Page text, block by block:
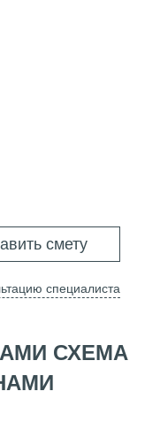
смету
специалиста
СХЕМА